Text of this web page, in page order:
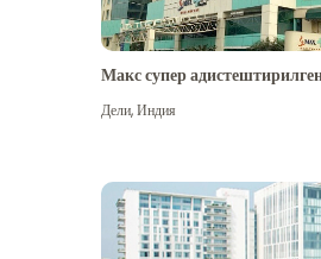
Макс супер
Дели,Индия